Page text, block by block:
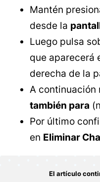
Mantén
desde la
Luego pulsa
que aparecerá
derecha de la
A continuación
también para
Por último
en Eliminar